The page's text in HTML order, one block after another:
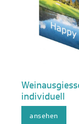
individuell
ansehen